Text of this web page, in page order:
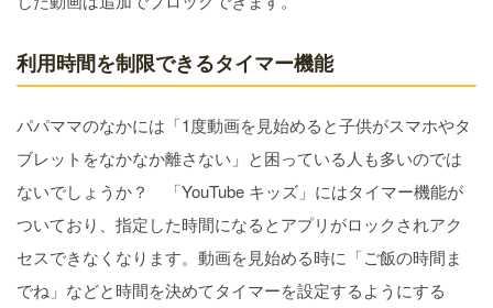
利用時間を制限できるタイマー機能
パパママのなかには「1度動画を見始めると子供がスマホやタ
ブレットをなかなか離さない」と困っている人も多いのでは
ないでしょうか？ 「YouTube キッズ」にはタイマー機能が
ついており、指定した時間になるとアプリがロックされアク
セスできなくなります。動画を見始める時に「ご飯の時間ま
でね」などと時間を決めてタイマーを設定するようにする